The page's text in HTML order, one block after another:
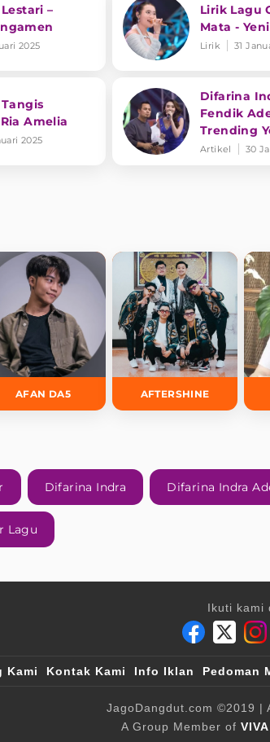
–
2025
Lirik Lagu
Mata -
Lirik 31
Amelia
2025
Difarina
Fendik
Trending
dengan
Artikel 30
AFAN DA5 AFTERSHINE
Difarina Indra Difarina Indra
Lagu
Ikuti kami
Kami Kontak Kami Info Iklan Pedoman
JagoDangdut.com ©2019 |
A Group Member of